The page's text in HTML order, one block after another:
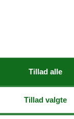
Danmark
Cofman.com
info@cofman.com